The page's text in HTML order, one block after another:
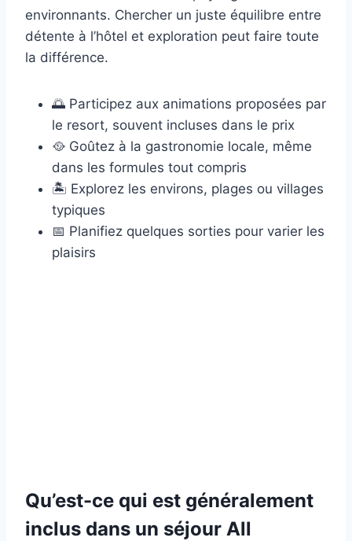
environnants. Chercher un juste équilibre entre
détente à l’hôtel et exploration peut faire toute
la différence.
🌅 Participez aux animations proposées par
le resort, souvent incluses dans le prix
🥘 Goûtez à la gastronomie locale, même
dans les formules tout compris
🏝️ Explorez les environs, plages ou villages
typiques
📅 Planifiez quelques sorties pour varier les
plaisirs
Qu’est-ce qui est généralement
inclus dans un séjour All